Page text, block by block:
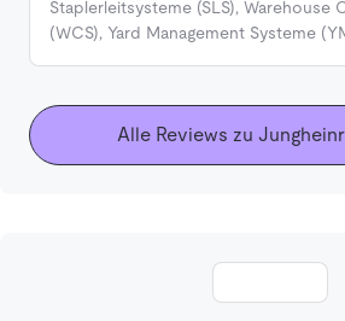
Staplerleitsysteme (SLS), Warehouse
(WCS), Yard Management Systeme
Alle Reviews zu